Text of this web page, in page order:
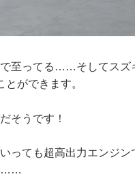
至ってる……そしてスズ
ができます。
そうです！
っても超高出力エンジン
……